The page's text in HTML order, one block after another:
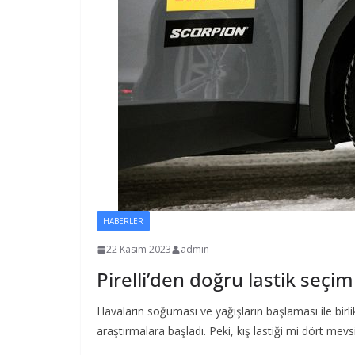
HABERLER
22 Kasım 2023 admin
Pirelli’den doğru lastik seçim
Havaların soğuması ve yağışların başlaması ile
araştırmalara başladı. Peki, kış lastiği mi dört